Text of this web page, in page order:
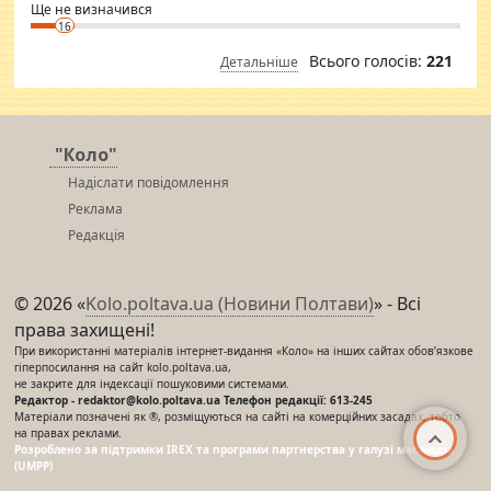
Ще не визначився
16
Детальніше Всього голосів: 221
"Коло"
Надіслати повідомлення
Реклама
Редакція
© 2026 «Kolo.poltava.ua (Новини Полтави)» - Всі
права захищені!
При використанні матеріалів інтернет-видання «Коло» на інших сайтах обов’язкове
гіперпосилання на сайт kolo.poltava.ua,
не закрите для індексації пошуковими системами.
Редактор - redaktor@kolo.poltava.ua Телефон редакції: 613-245
Матеріали позначені як ®, розміщуються на сайті на комерційних засадах, тобто
на правах реклами.
Розроблено за підтримки IREX та програми партнерства у галузі мас-медіа
(UMPP)